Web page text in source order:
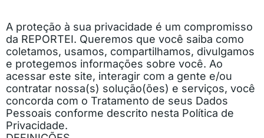
A proteção à sua privacidade é um compromisso
da REPORTEI. Queremos que você saiba como
coletamos, usamos, compartilhamos, divulgamos
e protegemos informações sobre você. Ao
acessar este site, interagir com a gente e/ou
contratar nossa(s) solução(ões) e serviços, você
concorda com o Tratamento de seus Dados
Pessoais conforme descrito nesta Política de
Privacidade.